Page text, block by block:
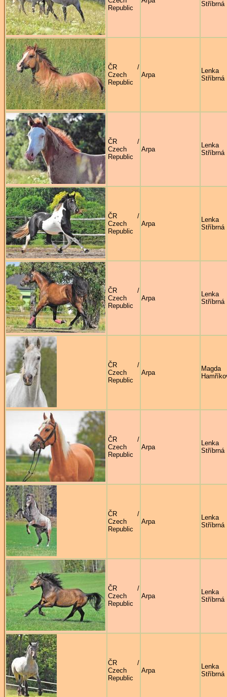
Republic
Stříbrná
ČR /
Czech
Republic
Arpa
Lenka
Stříbrná
ČR /
Czech
Republic
Arpa
Lenka
Stříbrná
ČR /
Czech
Republic
Arpa
Lenka
Stříbrná
ČR /
Czech
Republic
Arpa
Lenka
Stříbrná
ČR /
Czech
Republic
Arpa
Magda
ČR /
Czech
Republic
Arpa
Lenka
Stříbrná
ČR /
Czech
Republic
Arpa
Lenka
Stříbrná
ČR /
Czech
Republic
Arpa
Lenka
Stříbrná
ČR /
Czech
Republic
Arpa
Lenka
Stříbrná